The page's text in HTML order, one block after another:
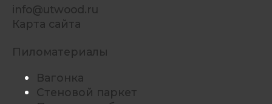
info@utwood.ru
Карта сайта
Пиломатериалы
Вагонка
Стеновой паркет